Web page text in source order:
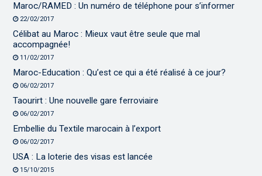
Maroc/RAMED : Un numéro de téléphone pour s’informer
22/02/2017
Célibat au Maroc : Mieux vaut être seule que mal
accompagnée!
11/02/2017
Maroc-Education : Qu’est ce qui a été réalisé à ce jour?
06/02/2017
Taourirt : Une nouvelle gare ferroviaire
06/02/2017
Embellie du Textile marocain à l’export
06/02/2017
USA : La loterie des visas est lancée
15/10/2015